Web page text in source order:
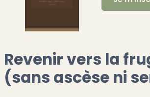
Revenir vers la
(sans ascèse ni